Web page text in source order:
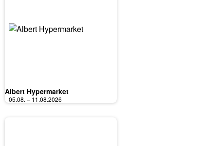
Albert Hypermarket
05.08. – 11.08.2026